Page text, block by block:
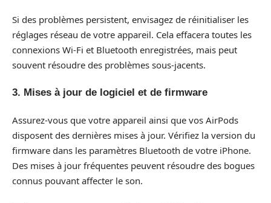
Si des problèmes persistent, envisagez de réinitialiser les
réglages réseau de votre appareil. Cela effacera toutes les
connexions Wi-Fi et Bluetooth enregistrées, mais peut
souvent résoudre des problèmes sous-jacents.
3. Mises à jour de logiciel et de firmware
Assurez-vous que votre appareil ainsi que vos AirPods
disposent des dernières mises à jour. Vérifiez la version du
firmware dans les paramètres Bluetooth de votre iPhone.
Des mises à jour fréquentes peuvent résoudre des bogues
connus pouvant affecter le son.